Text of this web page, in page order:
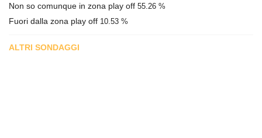
Non so comunque in zona play off 55.26 %
Fuori dalla zona play off 10.53 %
ALTRI SONDAGGI